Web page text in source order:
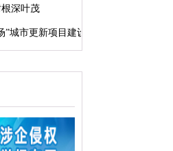
深叶茂
城市更新项目建设